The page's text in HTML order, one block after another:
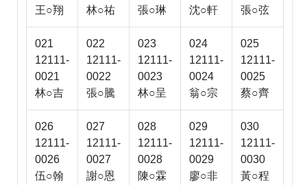
王○翔
林○祐
張○琳
沈○軒
張○弦
021
12111-
0021
林○吉
022
12111-
0022
張○騰
023
12111-
0023
林○呈
024
12111-
0024
翁○宗
025
12111-
0025
蔡○齊
026
12111-
0026
伍○翰
027
12111-
0027
謝○恩
028
12111-
0028
陳○霖
029
12111-
0029
廖○非
030
12111-
0030
黃○程